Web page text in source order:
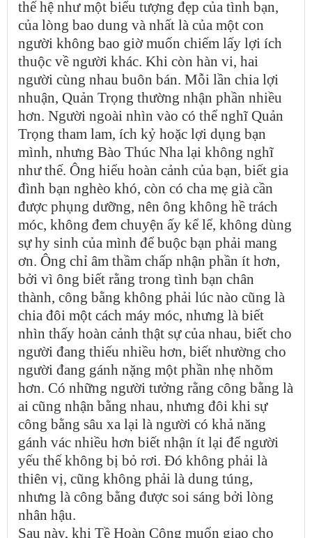
thế hệ như một biểu tượng đẹp của tình bạn,
của lòng bao dung và nhất là của một con
người không bao giờ muốn chiếm lấy lợi ích
thuộc về người khác. Khi còn hàn vi, hai
người cùng nhau buôn bán. Mỗi lần chia lợi
nhuận, Quản Trọng thường nhận phần nhiều
hơn. Người ngoài nhìn vào có thể nghĩ Quản
Trọng tham lam, ích kỷ hoặc lợi dụng bạn
mình, nhưng Bào Thúc Nha lại không nghĩ
như thế. Ông hiểu hoàn cảnh của bạn, biết gia
đình bạn nghèo khó, còn có cha mẹ già cần
được phụng dưỡng, nên ông không hề trách
móc, không đem chuyện ấy kể lể, không dùng
sự hy sinh của mình để buộc bạn phải mang
ơn. Ông chỉ âm thầm chấp nhận phần ít hơn,
bởi vì ông biết rằng trong tình bạn chân
thành, công bằng không phải lúc nào cũng là
chia đôi một cách máy móc, nhưng là biết
nhìn thấy hoàn cảnh thật sự của nhau, biết cho
người đang thiếu nhiều hơn, biết nhường cho
người đang gánh nặng một phần nhẹ nhõm
hơn. Có những người tưởng rằng công bằng là
ai cũng nhận bằng nhau, nhưng đôi khi sự
công bằng sâu xa lại là người có khả năng
gánh vác nhiều hơn biết nhận ít lại để người
yếu thế không bị bỏ rơi. Đó không phải là
thiên vị, cũng không phải là dung túng,
nhưng là công bằng được soi sáng bởi lòng
nhân hậu.
Sau này, khi Tề Hoàn Công muốn giao cho